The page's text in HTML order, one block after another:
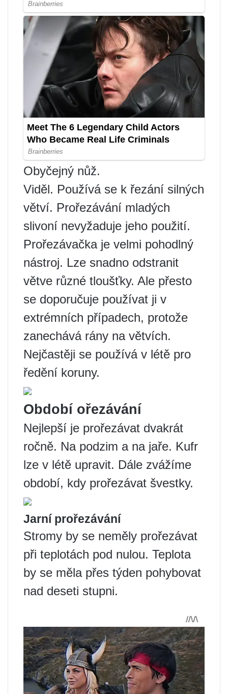
Obyčejný nůž.
Viděl. Používá se k řezání silných
větví. Prořezávání mladých
slivoní nevyžaduje jeho použití.
Prořezávačka je velmi pohodlný
nástroj. Lze snadno odstranit
větve různé tloušťky. Ale přesto
se doporučuje používat ji v
extrémních případech, protože
zanechává rány na větvích.
Nejčastěji se používá v létě pro
ředění koruny.
Období ořezávání
Nejlepší je prořezávat dvakrát
ročně. Na podzim a na jaře. Kufr
lze v létě upravit. Dále zvážíme
období, kdy prořezávat švestky.
Jarní prořezávání
Stromy by se neměly prořezávat
při teplotách pod nulou. Teplota
by se měla přes týden pohybovat
nad deseti stupni.